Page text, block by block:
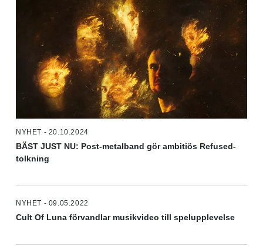
NYHET - 20.10.2024
BÄST JUST NU: Post-metalband gör ambitiös Refused-
tolkning
NYHET - 09.05.2022
Cult Of Luna förvandlar musikvideo till spelupplevelse